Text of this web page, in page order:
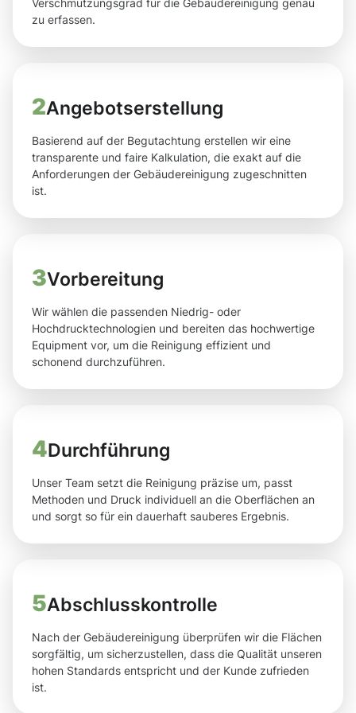
Verschmutzungsgrad für die Gebäudereinigung genau
zu erfassen.
2Angebotserstellung
Basierend auf der Begutachtung erstellen wir eine
transparente und faire Kalkulation, die exakt auf die
Anforderungen der Gebäudereinigung zugeschnitten
ist.
3Vorbereitung
Wir wählen die passenden Niedrig- oder
Hochdrucktechnologien und bereiten das hochwertige
Equipment vor, um die Reinigung effizient und
schonend durchzuführen.
4Durchführung
Unser Team setzt die Reinigung präzise um, passt
Methoden und Druck individuell an die Oberflächen an
und sorgt so für ein dauerhaft sauberes Ergebnis.
5Abschlusskontrolle
Nach der Gebäudereinigung überprüfen wir die Flächen
sorgfältig, um sicherzustellen, dass die Qualität unseren
hohen Standards entspricht und der Kunde zufrieden
ist.